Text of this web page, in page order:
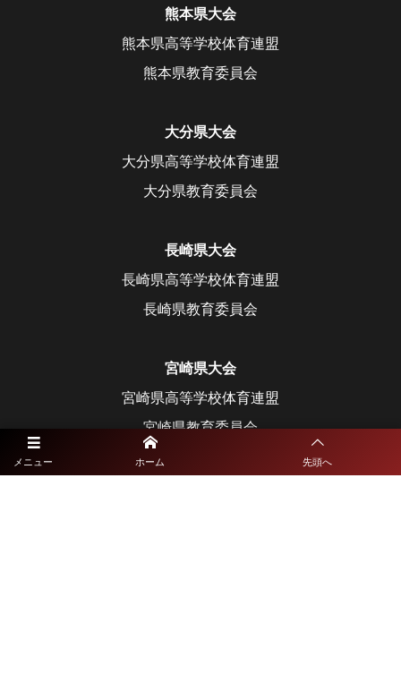
メニュー ホーム 先頭へ
熊本県大会
熊本県高等学校体育連盟
熊本県教育委員会
大分県大会
大分県高等学校体育連盟
大分県教育委員会
長崎県大会
長崎県高等学校体育連盟
長崎県教育委員会
宮崎県大会
宮崎県高等学校体育連盟
宮崎県教育委員会